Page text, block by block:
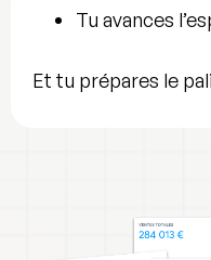
Tu avances
Et tu prépares le